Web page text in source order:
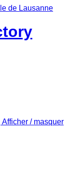
Afficher / masquer